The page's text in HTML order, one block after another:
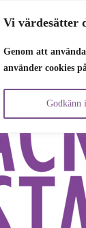
Vi värdesätter
Genom att
använder cookies
Godkänn